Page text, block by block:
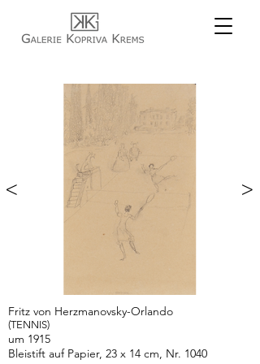
< >
Fritz von Herzmanovsky-Orlando
(TENNIS)
um 1915
Bleistift auf Papier, 23 x 14 cm, Nr. 1040